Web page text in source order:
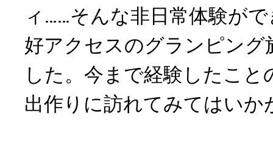
ィ……そんな非日常体験が
好アクセスのグランピング
した。今まで経験したこと
出作りに訪れてみてはいか